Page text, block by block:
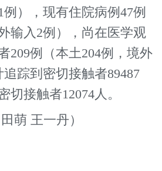
），现有住院病例47例
输入2例），尚在医学观
209例（本土204例，境外
踪到密切接触者89487
切接触者12074人。
王一丹）